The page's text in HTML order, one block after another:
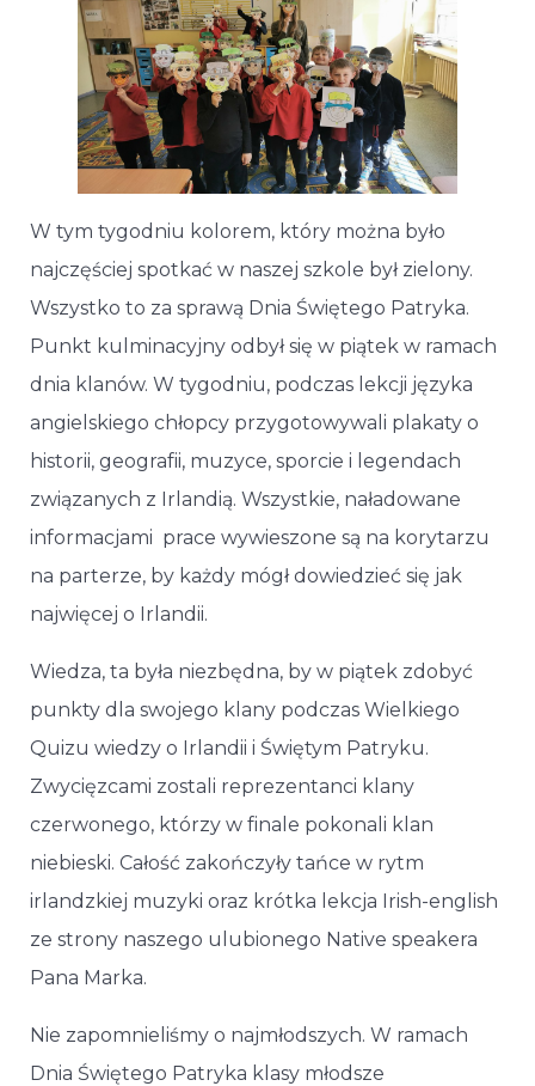
W tym tygodniu kolorem, który można było
najczęściej spotkać w naszej szkole był zielony.
Wszystko to za sprawą Dnia Świętego Patryka.
Punkt kulminacyjny odbył się w piątek w ramach
dnia klanów. W tygodniu, podczas lekcji języka
angielskiego chłopcy przygotowywali plakaty o
historii, geografii, muzyce, sporcie i legendach
związanych z Irlandią. Wszystkie, naładowane
informacjami prace wywieszone są na korytarzu
na parterze, by każdy mógł dowiedzieć się jak
najwięcej o Irlandii.
Wiedza, ta była niezbędna, by w piątek zdobyć
punkty dla swojego klany podczas Wielkiego
Quizu wiedzy o Irlandii i Świętym Patryku.
Zwycięzcami zostali reprezentanci klany
czerwonego, którzy w finale pokonali klan
niebieski. Całość zakończyły tańce w rytm
irlandzkiej muzyki oraz krótka lekcja Irish-english
ze strony naszego ulubionego Native speakera
Pana Marka.
Nie zapomnieliśmy o najmłodszych. W ramach
Dnia Świętego Patryka klasy młodsze